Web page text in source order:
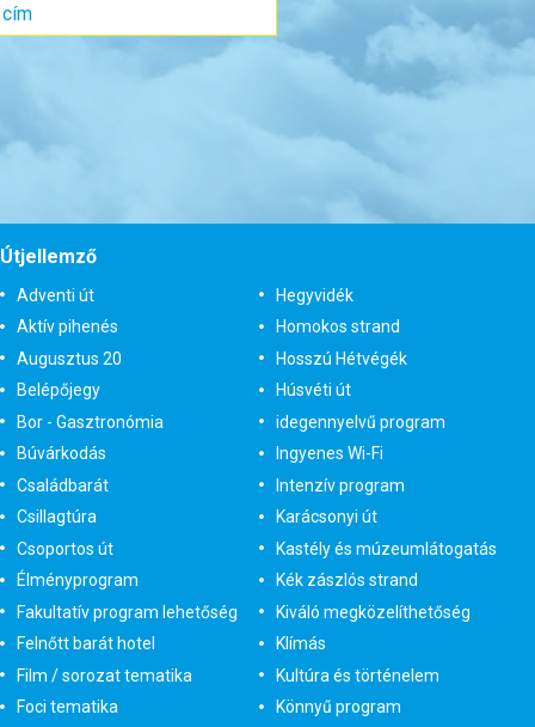
tól
Időpont: 2027-03-10 | 9 éj
Útjellemző
Adventi út
Aktív pihenés
Augusztus 20
Belépőjegy
Bor - Gasztronómia
Búvárkodás
Családbarát
Csillagtúra
Csoportos út
Élményprogram
Fakultatív program lehetőség
Felnőtt barát hotel
Film / sorozat tematika
Foci tematika
Hegyvidék
Homokos strand
Hosszú Hétvégék
Húsvéti út
idegennyelvű program
Ingyenes Wi-Fi
Intenzív program
Karácsonyi út
Kastély és múzeumlátogatás
Kék zászlós strand
Kiváló megközelíthetőség
Klímás
Kultúra és történelem
Könnyű program